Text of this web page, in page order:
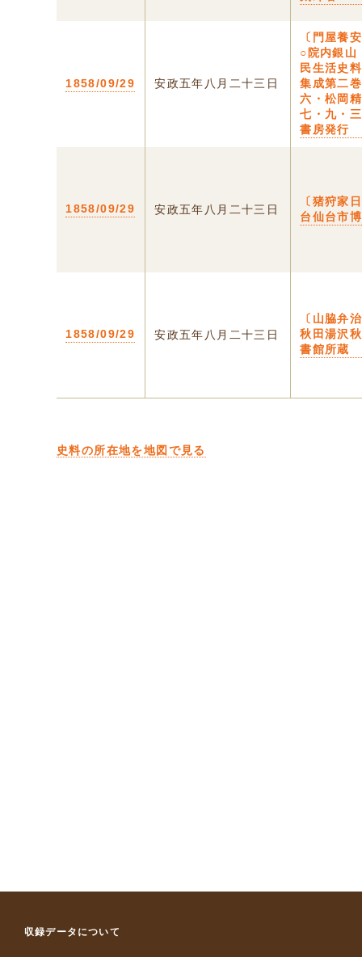
1858/09/29 安政五年八月二十三日
〔門屋養
○院内銀山
民生活史
集成第二
六・松岡
七・九・
書房発行
1858/09/29 安政五年八月二十三日
〔猪狩家
台仙台市
1858/09/29 安政五年八月二十三日
〔山脇弁
秋田湯沢
書館所蔵
史料の所在地を地図で見る
収録データについて